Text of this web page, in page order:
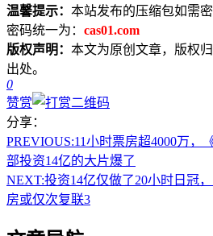
温馨提示： 本站发布的压缩包如需
密码统一为： cas01.com
版权声明： 本文为原创文章，版权归
出处。
0
赞赏
分享：
PREVIOUS:11小时票房超4000万，
部投资14亿的大片爆了
NEXT:投资14亿仅做了20小时日冠
房或仅次复联3